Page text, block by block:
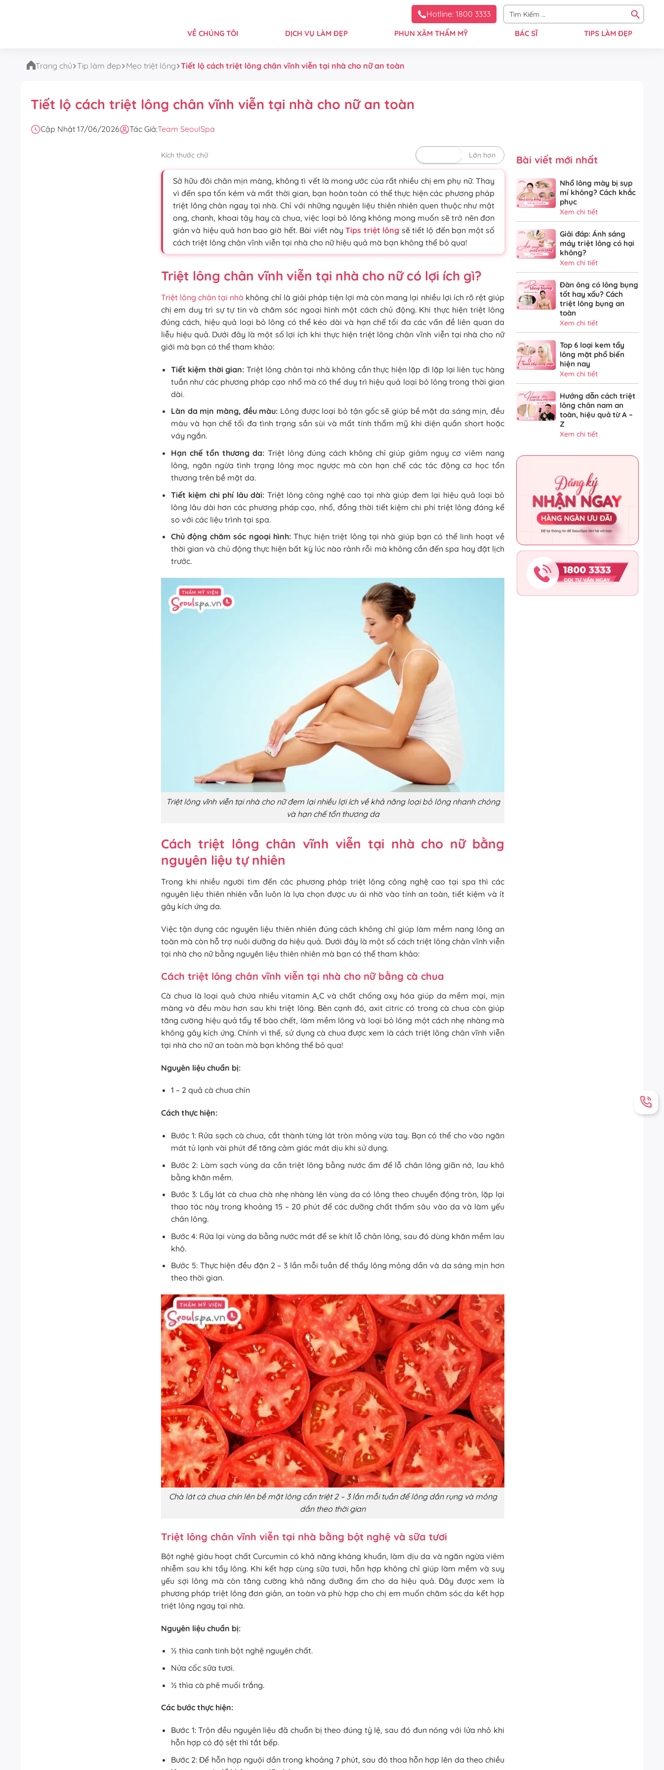
Hotline: 1800 3333
VỀ CHÚNG TÔI DỊCH VỤ LÀM ĐẸP PHUN XĂM THẨM MỸ BÁC SĨ TIPS LÀM ĐẸP
Trang chủ Tip làm đẹp Mẹo triệt lông Tiết lộ cách triệt lông chân vĩnh viễn tại nhà cho nữ an toàn
Tiết lộ cách triệt lông chân vĩnh viễn tại nhà cho nữ an toàn
Cập Nhật 17/06/2026 Tác Giả:Team SeoulSpa
Kích thước chữ Lớn hơn
Sở hữu đôi chân mịn màng, không tì vết là mong ước của rất nhiều chị em phụ nữ. Thay
vì đến spa tốn kém và mất thời gian, bạn hoàn toàn có thể thực hiện các phương pháp
triệt lông chân ngay tại nhà. Chỉ với những nguyên liệu thiên nhiên quen thuộc như mật
ong, chanh, khoai tây hay cà chua, việc loại bỏ lông không mong muốn sẽ trở nên đơn
giản và hiệu quả hơn bao giờ hết. Bài viết nàyTips triệt lông sẽ tiết lộ đến bạn một số
cách triệt lông chân vĩnh viễn tại nhà cho nữ hiệu quả mà bạn không thể bỏ qua!
Triệt lông chân vĩnh viễn tại nhà cho nữ có lợi ích gì?
Triệt lông chân tại nhà không chỉ là giải pháp tiện lợi mà còn mang lại nhiều lợi ích rõ rệt giúp
chị em duy trì sự tự tin và chăm sóc ngoại hình một cách chủ động. Khi thực hiện triệt lông
đúng cách, hiệu quả loại bỏ lông có thể kéo dài và hạn chế tối đa các vấn đề liên quan da
liễu hiệu quả. Dưới đây là một số lợi ích khi thực hiện triệt lông chân vĩnh viễn tại nhà cho nữ
giới mà bạn có thể tham khảo:
Tiết kiệm thời gian: Triệt lông chân tại nhà không cần thực hiện lặp đi lặp lại liên tục hàng
tuần như các phương pháp cạo nhổ mà có thể duy trì hiệu quả loại bỏ lông trong thời gian
dài.
Làn da mịn màng, đều màu: Lông được loại bỏ tận gốc sẽ giúp bề mặt da sáng mịn, đều
màu và hạn chế tối đa tình trạng sần sùi và mất tính thẩm mỹ khi diện quần short hoặc
váy ngắn.
Hạn chế tổn thương da: Triệt lông đúng cách không chỉ giúp giảm nguy cơ viêm nang
lông, ngăn ngừa tình trạng lông mọc ngược mà còn hạn chế các tác động cơ học tổn
thương trên bề mặt da.
Tiết kiệm chi phí lâu dài: Triệt lông công nghệ cao tại nhà giúp đem lại hiệu quả loại bỏ
lông lâu dài hơn các phương pháp cạo, nhổ, đồng thời tiết kiệm chi phí triệt lông đáng kể
so với các liệu trình tại spa.
Chủ động chăm sóc ngoại hình:Thực hiện triệt lông tại nhà giúp bạn có thể linh hoạt về
thời gian và chủ động thực hiện bất kỳ lúc nào rảnh rỗi mà không cần đến spa hay đặt lịch
trước.
Triệt lông vĩnh viễn tại nhà cho nữ đem lại nhiều lợi ích về khả năng loại bỏ lông nhanh chóng
và hạn chế tổn thương da
Cách triệt lông chân vĩnh viễn tại nhà cho nữ bằng
nguyên liệu tự nhiên
Trong khi nhiều người tìm đến các phương pháp triệt lông công nghệ cao tại spa thì các
nguyên liệu thiên nhiên vẫn luôn là lựa chọn được ưu ái nhờ vào tính an toàn, tiết kiệm và ít
gây kích ứng da.
Việc tận dụng các nguyên liệu thiên nhiên đúng cách không chỉ giúp làm mềm nang lông an
toàn mà còn hỗ trợ nuôi dưỡng da hiệu quả. Dưới đây là một số cách triệt lông chân vĩnh viễn
tại nhà cho nữ bằng nguyên liệu thiên nhiên mà bạn có thể tham khảo:
Cách triệt lông chân vĩnh viễn tại nhà cho nữ bằng cà chua
Cà chua là loại quả chứa nhiều vitamin A,C và chất chống oxy hóa giúp da mềm mại, mịn
màng và đều màu hơn sau khi triệt lông. Bên cạnh đó, axit citric có trong cà chua còn giúp
tăng cường hiệu quả tẩy tế bào chết, làm mềm lông và loại bỏ lông một cách nhẹ nhàng mà
không gây kích ứng. Chính vì thế, sử dụng cà chua được xem là cách triệt lông chân vĩnh viễn
tại nhà cho nữ an toàn mà bạn không thể bỏ qua!
Nguyên liệu chuẩn bị:
1 – 2 quả cà chua chín
Cách thực hiện:
Bước 1: Rửa sạch cà chua, cắt thành từng lát tròn mỏng vừa tay. Bạn có thể cho vào ngăn
mát tủ lạnh vài phút để tăng cảm giác mát dịu khi sử dụng.
Bước 2: Làm sạch vùng da cần triệt lông bằng nước ấm để lỗ chân lông giãn nở, lau khô
bằng khăn mềm.
Bước 3: Lấy lát cà chua chà nhẹ nhàng lên vùng da có lông theo chuyển động tròn, lặp lại
thao tác này trong khoảng 15 – 20 phút để các dưỡng chất thấm sâu vào da và làm yếu
chân lông.
Bước 4: Rửa lại vùng da bằng nước mát để se khít lỗ chân lông, sau đó dùng khăn mềm lau
khô.
Bước 5: Thực hiện đều đặn 2 – 3 lần mỗi tuần để thấy lông mỏng dần và da sáng mịn hơn
theo thời gian.
Chà lát cà chua chín lên bề mặt lông cần triệt 2 – 3 lần mỗi tuần để lông dần rụng và mỏng
dần theo thời gian
Triệt lông chân vĩnh viễn tại nhà bằng bột nghệ và sữa tươi
Bột nghệ giàu hoạt chất Curcumin có khả năng kháng khuẩn, làm dịu da và ngăn ngừa viêm
nhiễm sau khi tẩy lông. Khi kết hợp cùng sữa tươi, hỗn hợp không chỉ giúp làm mềm và suy
yếu sợi lông mà còn tăng cường khả năng dưỡng ẩm cho da hiệu quả. Đây được xem là
phương pháp triệt lông đơn giản, an toàn và phù hợp cho chị em muốn chăm sóc da kết hợp
triệt lông ngay tại nhà.
Nguyên liệu chuẩn bị:
½ thìa canh tinh bột nghệ nguyên chất.
Nửa cốc sữa tươi.
½ thìa cà phê muối trắng.
Các bước thực hiện:
Bước 1: Trộn đều nguyên liệu đã chuẩn bị theo đúng tỷ lệ, sau đó đun nóng với lửa nhỏ khi
hỗn hợp có độ sệt thì tắt bếp.
Bước 2: Để hỗn hợp nguội dần trong khoảng 7 phút, sau đó thoa hỗn hợp lên da theo chiều
Bài viết mới nhất
Nhổ lông mày bị sụp
mí không? Cách khắc
phục
Xem chi tiết
Giải đáp: Ánh sáng
máy triệt lông có hại
không?
Xem chi tiết
Đàn ông có lông bụng
tốt hay xấu? Cách
triệt lông bụng an
toàn
Xem chi tiết
Top 6 loại kem tẩy
lông mặt phổ biến
hiện nay
Xem chi tiết
Hướng dẫn cách triệt
lông chân nam an
toàn, hiệu quả từ A –
Z
Xem chi tiết